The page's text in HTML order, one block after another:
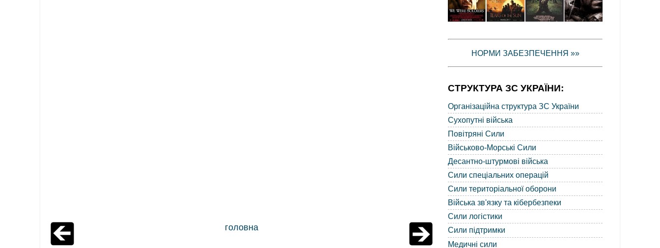
головна
НОРМИ ЗАБЕЗПЕЧЕННЯ »»
СТРУКТУРА ЗС УКРАЇНИ:
Організаційна структура ЗС України
Сухопутні війська
Повітряні Сили
Військово-Морські Сили
Десантно-штурмові війська
Сили спеціальних операцій
Сили територіальної оборони
Війська зв'язку та кібербезпеки
Сили логістики
Сили підтримки
Медичні сили